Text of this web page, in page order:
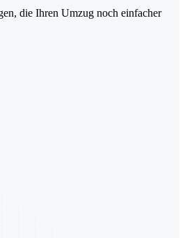
die Ihren Umzug noch einfacher